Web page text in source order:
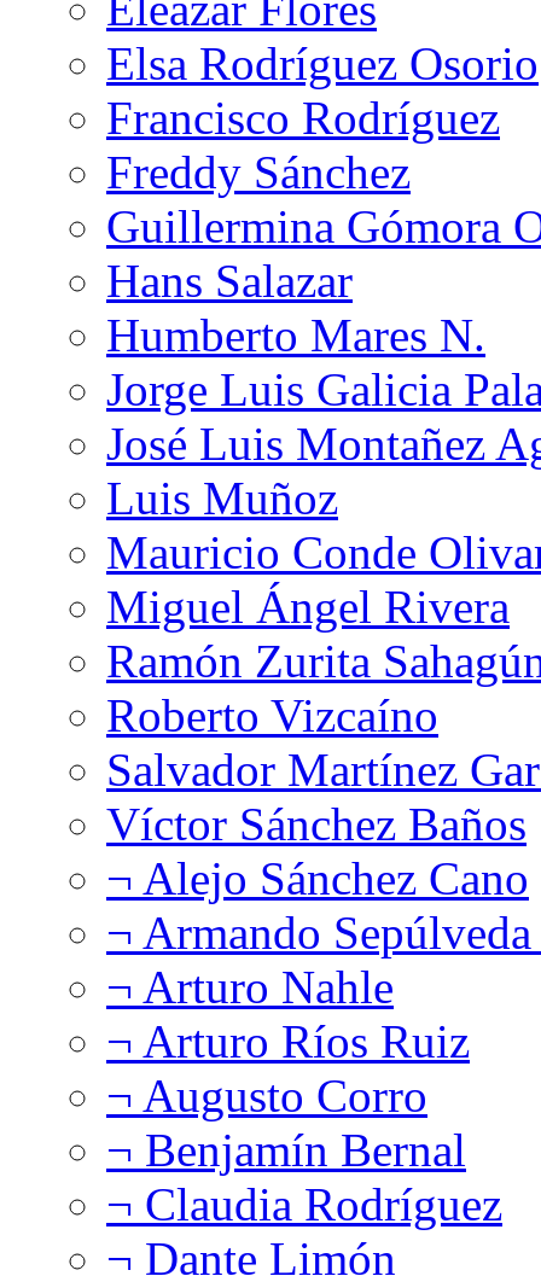
Elsa Rodríguez Osorio
Francisco Rodríguez
Freddy Sánchez
Guillermina Gómora
Hans Salazar
Humberto Mares N.
Jorge Luis Galicia
José Luis Montañez
Luis Muñoz
Mauricio Conde
Miguel Ángel Rivera
Ramón Zurita
Roberto Vizcaíno
Salvador Martínez
Víctor Sánchez Baños
¬ Alejo Sánchez Cano
¬ Armando
¬ Arturo Nahle
¬ Arturo Ríos Ruiz
¬ Augusto Corro
¬ Benjamín Bernal
¬ Claudia Rodríguez
¬ Dante Limón